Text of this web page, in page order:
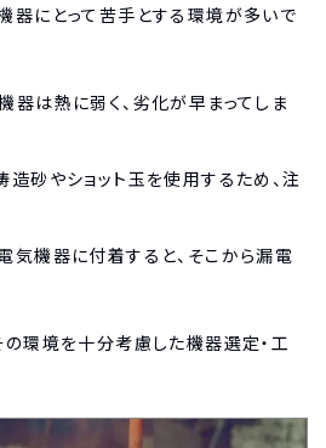
器にとって苦手とする環境が多いで
は熱に弱く、劣化が早まってしま
砂やショット玉を使用するため、注
機器に付着すると、そこから漏電
の環境を十分考慮した機器選定・工